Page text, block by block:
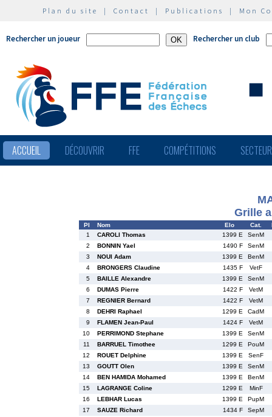
Plan du site | Contact | Publications | Mon
Rechercher un joueur Rechercher un club
ACCUEIL DÉCOUVRIR FFE COMPÉTITIONS
Grille
Pl Nom Elo Cat.
1
CAROLI Thomas 1399 E
SenM
2
BONNIN Yael 1490 F
SenM
3
NOUI Adam 1399 E
BenM
4
BRONGERS Claudine 1435 F
VetF
5
BAILLE Alexandre 1399 E
SenM
6
DUMAS Pierre 1422 F
VetM
7
REGNIER Bernard 1422 F
VetM
8
DEHRI Raphael 1299 E
CadM
9
FLAMEN Jean-Paul 1424 F
VetM
10
PERRIMOND Stephane 1399 E
SenM
11
BARRUEL Timothee 1299 E
PouM
12
ROUET Delphine 1399 E
SenF
13
GOUTT Olen 1399 E
SenM
14
BEN HAMIDA Mohamed 1399 E
BenM
15
LAGRANGE Coline 1299 E
MinF
16
LEBHAR Lucas 1399 E
PupM
17
SAUZE Richard 1434 F
SepM